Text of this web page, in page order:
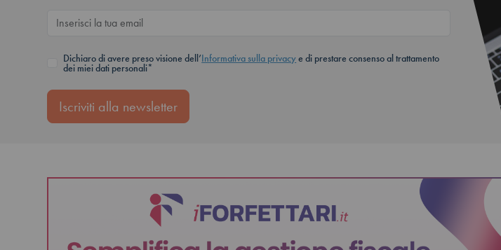
Dichiaro di avere preso visione dell’Informativa sulla privacye di prestare consenso al trattamento
dei miei dati personali*
Iscriviti alla newsletter